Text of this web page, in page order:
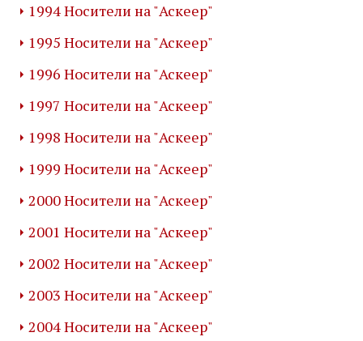
1994 Носители на "Аскеер"
1995 Носители на "Аскеер"
1996 Носители на "Аскеер"
1997 Носители на "Аскеер"
1998 Носители на "Аскеер"
1999 Носители на "Аскеер"
2000 Носители на "Аскеер"
2001 Носители на "Аскеер"
2002 Носители на "Аскеер"
2003 Носители на "Аскеер"
2004 Носители на "Аскеер"